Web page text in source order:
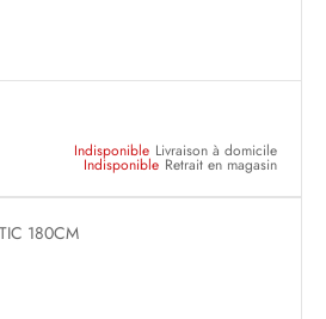
Indisponible Livraison à domicile
Indisponible Retrait en magasin